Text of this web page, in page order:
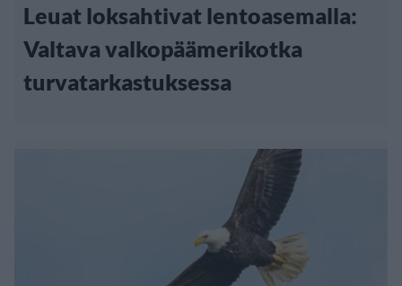
Leuat loksahtivat lentoasemalla:
Valtava valkopäämerikotka
turvatarkastuksessa